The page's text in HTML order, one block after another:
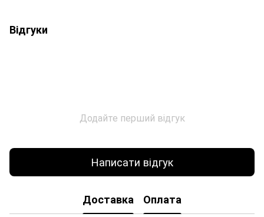
Відгуки
Додайте перший відгук
Написати відгук
Доставка Оплата